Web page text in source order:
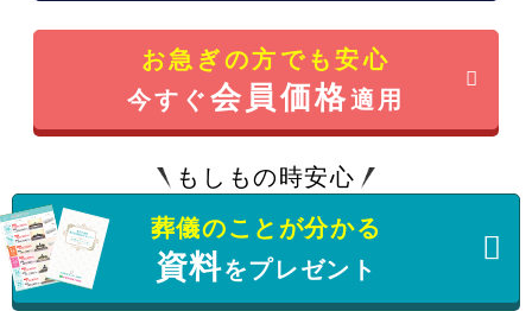
お急ぎの方でも安心
今すぐ会員価格適用
もしもの時安心
葬儀のことが分かる
資料をプレゼント